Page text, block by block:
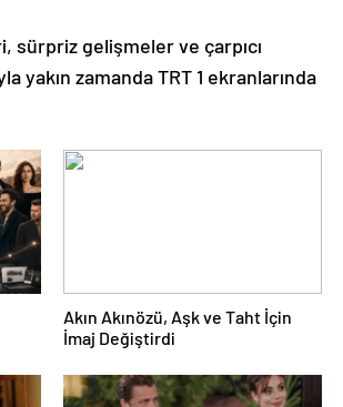
gelişmeler ve çarpıcı
zamanda TRT 1 ekranlarında
Akın Akınözü, Aşk ve Taht İçin
İmaj Değiştirdi